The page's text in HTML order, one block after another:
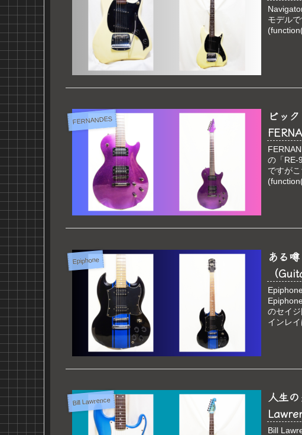
モデル
FERNANDES
ビッ
の「RE-
ですが
Epiphone
ある
（
のセイ
インレ
Bill Lawrence
人生
Bill